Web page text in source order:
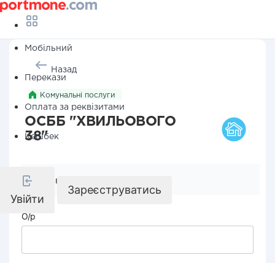
Мобільний
Перекази
Оплата за реквізитами
Кешбек
Увійти
Зареєструватись
Назад
Комунальні послуги
ОСББ "ХВИЛЬОВОГО
38"
Реквізити компанії
О/р